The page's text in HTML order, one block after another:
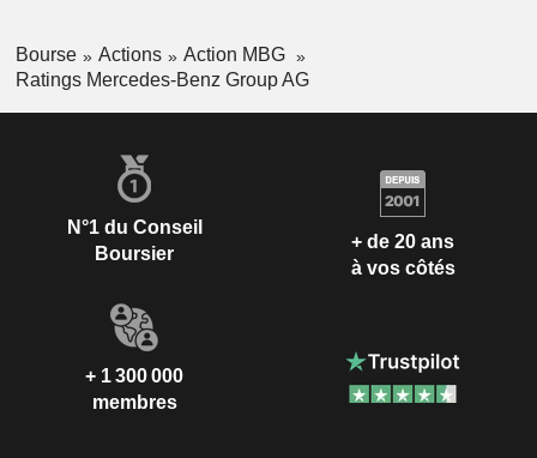
Bourse Actions
Action MBG
Ratings Mercedes-Benz Group AG
N°1 du Conseil
Boursier
+ de 20 ans
à vos côtés
+ 1 300 000
membres